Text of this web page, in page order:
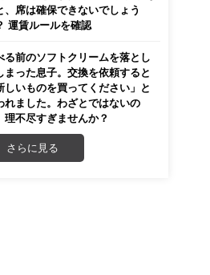
、席は確保できないでしょう
運賃ルールを確認
る前のソフトクリームを落とし
まった息子。交換を依頼すると
しいものを買ってください」と
れました。わざとではないの
理不尽すぎませんか？
さらに見る